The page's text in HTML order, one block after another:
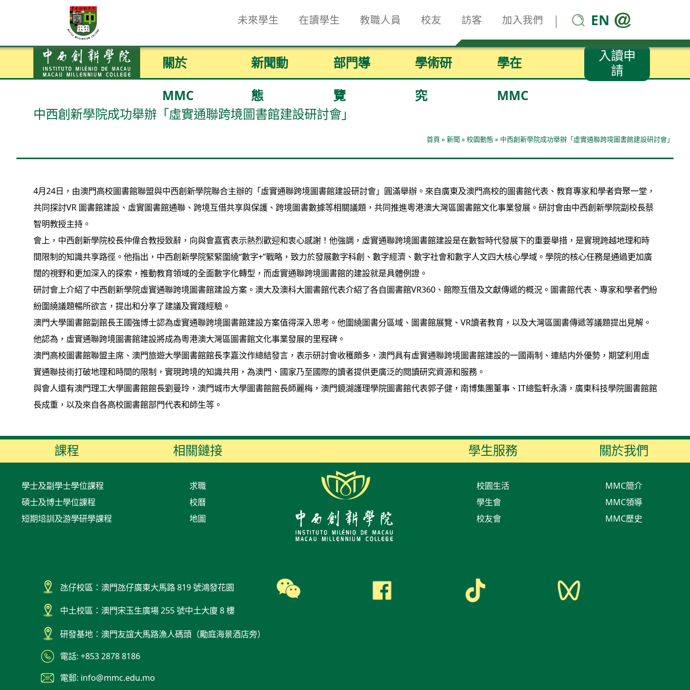
未來學生 在讀學生 教職人員 校友 訪客 加入我們 | EN
關於
MMC
新聞動
態
部門導
覽
學術研
究
學在
MMC
入讀申
請
中西創新學院成功舉辦「虛實通聯跨境圖書館建設研討會」
首頁 » 新聞 » 校園動態 » 中西創新學院成功舉辦「虛實通聯跨境圖書館建設研討會」
4月24日，由澳門高校圖書館聯盟與中西創新學院聯合主辦的「虛實通聯跨境圖書館建設研討會」圓滿舉辦。來自廣東及澳門高校的圖書館代表、教育專家和學者齊聚一堂，
共同探討VR 圖書館建設、虛實圖書館通聯、跨境互借共享與保護、跨境圖書數據等相關議題，共同推進粵港澳大灣區圖書館文化事業發展。研討會由中西創新學院副校長蔡
智明教授主持。
會上，中西創新學院校長仲偉合教授致辭，向與會嘉賓表示熱烈歡迎和衷心感謝！他強調，虛實通聯跨境圖書館建設是在數智時代發展下的重要舉措，是實現跨越地理和時
間限制的知識共享路徑。他指出，中西創新學院緊緊圍繞“數字+”戰略，致力於發展數字科創、數字經濟、數字社會和數字人文四大核心學域。學院的核心任務是通過更加廣
闊的視野和更加深入的探索，推動教育領域的全面數字化轉型，而虛實通聯跨境圖書館的建設就是具體例證。
研討會上介紹了中西創新學院虛實通聯跨境圖書館建設方案。澳大及澳科大圖書館代表介紹了各自圖書館VR360、館際互借及文獻傳遞的概況。圖書館代表、專家和學者們紛
紛圍繞議題暢所欲言，提出和分享了建議及實踐經驗。
澳門大學圖書館副館長王國強博士認為虛實通聯跨境圖書館建設方案值得深入思考。他圍繞圖書分區域、圖書館展覽、VR讀者教育，以及大灣區圖書傳遞等議題提出見解。
他認為，虛實通聯跨境圖書館建設將成為粵港澳大灣區圖書館文化事業發展的里程碑。
澳門高校圖書館聯盟主席、澳門旅遊大學圖書館館長李嘉汶作總結發言，表示研討會收穫頗多，澳門具有虛實通聯跨境圖書館建設的一國兩制、連結内外優勢，期望利用虛
實通聯技術打破地理和時間的限制，實現跨境的知識共用，為澳門、國家乃至國際的讀者提供更廣泛的閱讀研究資源和服務。
與會人還有澳門理工大學圖書館館長劉曼玲，澳門城市大學圖書館館長師麗梅，澳門鏡湖護理學院圖書館代表郭子健，南博集團董事、IT總監軒永濤，廣東科技學院圖書館館
長成重，以及來自各高校圖書館部門代表和師生等。
課程
學士及副學士學位課程
碩士及博士學位課程
短期培訓及游學研學課程
相關鏈接
求職
校曆
地圖
學生服務
校園生活
學生會
校友會
關於我們
MMC簡介
MMC領導
MMC歷史
氹仔校區：澳門氹仔廣東大馬路 819 號鴻發花園
中土校區：澳門宋玉生廣場 255 號中土大廈 8 樓
研發基地：澳門友誼大馬路漁人碼頭（勵庭海景酒店旁）
電話: +853 2878 8186
電郵: info@mmc.edu.mo